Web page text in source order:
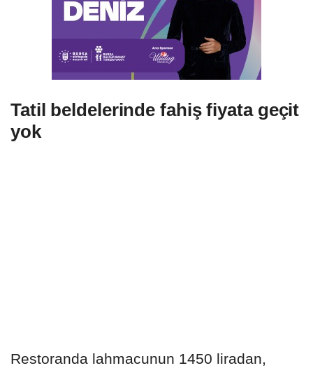
Tatil beldelerinde fahiş fiyata geçit
yok
Restoranda lahmacunun 1450 liradan,